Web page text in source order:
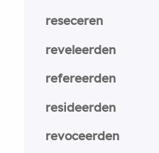
reseceren
reveleerden
refereerden
resideerden
revoceerden